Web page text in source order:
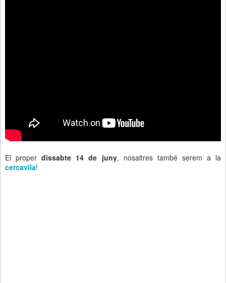
El properdissabte 14 de juny, nosaltres també serem a la
cercavila!